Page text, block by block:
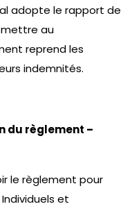
adopte le rapport de
au
reprend les
indemnités.
du règlement –
le règlement pour
et